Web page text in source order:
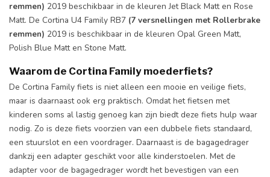
remmen) 2019 beschikbaar in de kleuren Jet Black Matt en Rose
Matt. De Cortina U4 Family RB7 (7 versnellingen met Rollerbrake
remmen) 2019 is beschikbaar in de kleuren Opal Green Matt,
Polish Blue Matt en Stone Matt.
Waarom de Cortina Family moederfiets?
De Cortina Family fiets is niet alleen een mooie en veilige fiets,
maar is daarnaast ook erg praktisch. Omdat het fietsen met
kinderen soms al lastig genoeg kan zijn biedt deze fiets hulp waar
nodig. Zo is deze fiets voorzien van een dubbele fiets standaard,
een stuurslot en een voordrager. Daarnaast is de bagagedrager
dankzij een adapter geschikt voor alle kinderstoelen. Met de
adapter voor de bagagedrager wordt het bevestigen van een